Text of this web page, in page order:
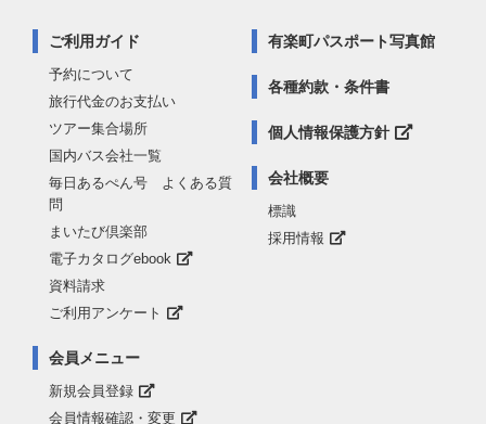
ご利用ガイド
予約について
旅行代金のお支払い
ツアー集合場所
国内バス会社一覧
毎日あるぺん号 よくある質
問
まいたび倶楽部
電子カタログebook
資料請求
ご利用アンケート
会員メニュー
新規会員登録
会員情報確認・変更
有楽町パスポート写真館
各種約款・条件書
個人情報保護方針
会社概要
標識
採用情報